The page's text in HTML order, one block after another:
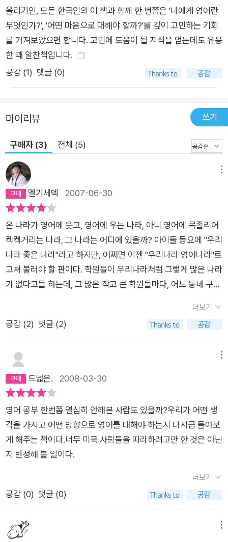
올리기인, 모든 한국인의 이 책과 함께 한 번쯤은 '나에게 영어란
무엇인가?', '어떤 마음으로 대해야 할까?'를 깊이 고민하는 기회
를 가져보았으면 합니다. 고민에 도움이 될 지식을 얻는데도 유용
한 꽤 알찬책입니다.
공감 (1) 댓글 (0)
마이리뷰 쓰기
구매자 (3) 전체 (5)
멜기세덱 2007-06-30
온 나라가 영어에 웃고, 영어에 우는 나라, 아니 영어에 목졸리어
켁켁거리는 나라, 그 나라는 어디에 있을까? 아이들 동요에 "우리
나라 좋은 나라"라고 하지만, 어쩌면 이젠 "우리나라 영어나라"로
고쳐 불러야 할 판이다. 학원들이 우리나라처럼 그렇게 많은 나라
가 없다고들 하는데, 그 많은 작고 큰 학원들마다, 어느 동네 구석
재하는 나라 또한 우리나라밖에 없을 것이다. 결국 우리나라는 영
어가 대세다. 영어를 해야 장차 먹고사는 일에 지장이 없다는 소
릴까? 그렇다면 장차 나는 굶어 죽고야 말 것이다.98년 복거일로
촉발된 영어공용어화 논쟁이 아니었을지라도 그간의 경향은 영
어의 중요성이 점점 더 강조되어 왔다. 특히나 2000년 이후 거의
대부분의 대학에서 졸업인증이란 제도하에 영어를 못하면 졸업
라처럼 대학 졸업이 쉬운 나라가 없다고들 하지만, 우리나라 대학
생들에겐 그 말이 그렇게 사실만은 아니다. 왜냐? 영어가 많은 학
생들의 졸업에 제동을 걸기때문이다. 대학 나올려면 제 전공은 둘
째치고 영어라도 좀 해야 된다는 얘긴데, 대학 졸업장이 목숨같던
이 나라는 이제 영어에 제 목숨이 달린 나라가 되어가고 있다. 아
니 돼버렸다.대학가의 아침은 여전히 활달해 보인다. 그 중에서도
기는 학생들에게 재빨리 전단지를 건내어 주는 이들이 바로 그들
이다. 그 전단지의 열의 아홉은 토익, 토플 강좌 안내지다. 대학들
더보기
공감 (2) 댓글 (2)
드넓은. 2008-03-30
영어 공부 한번쯤 열심히 안해본 사람도 있을까?우리가 어떤 생
각을 가지고 어떤 방향으로 영어를 대해야 하는지 다시금 돌아보
게 해주는 책이다.너무 미국 사람들을 따라하려고만 한 것은 아닌
지 반성해 볼 일이다.
더보기
공감 (0) 댓글 (0)